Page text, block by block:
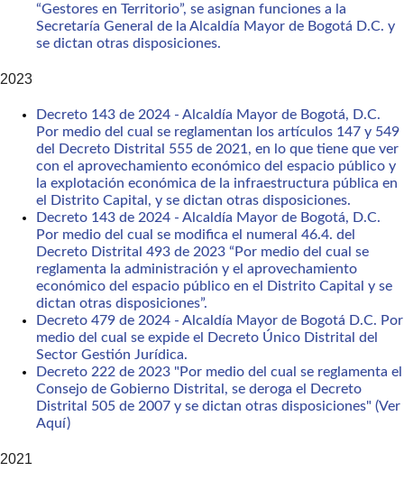
“Gestores en Territorio”, se asignan funciones a la
Secretaría General de la Alcaldía Mayor de Bogotá D.C. y
se dictan otras disposiciones.
2023
Decreto 143 de 2024 - Alcaldía Mayor de Bogotá, D.C.
Por medio del cual se reglamentan los artículos 147 y 549
del Decreto Distrital 555 de 2021, en lo que tiene que ver
con el aprovechamiento económico del espacio público y
la explotación económica de la infraestructura pública en
el Distrito Capital, y se dictan otras disposiciones.
Decreto 143 de 2024 - Alcaldía Mayor de Bogotá, D.C.
Por medio del cual se modifica el numeral 46.4. del
Decreto Distrital 493 de 2023 “Por medio del cual se
reglamenta la administración y el aprovechamiento
económico del espacio público en el Distrito Capital y se
dictan otras disposiciones”.
Decreto 479 de 2024 - Alcaldía Mayor de Bogotá D.C. Por
medio del cual se expide el Decreto Único Distrital del
Sector Gestión Jurídica.
Decreto 222 de 2023 "Por medio del cual se reglamenta el
Consejo de Gobierno Distrital, se deroga el Decreto
Distrital 505 de 2007 y se dictan otras disposiciones" (Ver
Aquí)
2021